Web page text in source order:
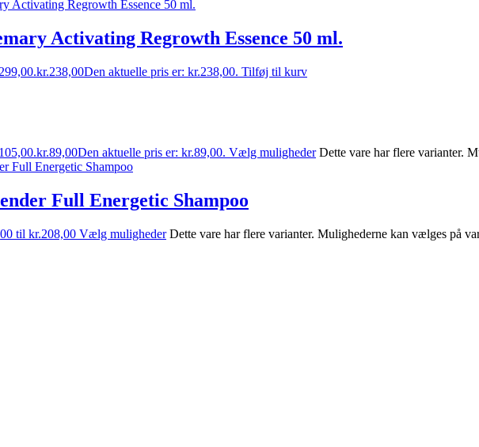
Activating Regrowth Essence 50 ml.
kr.238,00Den aktuelle pris er: kr.238,00. Tilføj til kurv
kr.89,00Den aktuelle pris er: kr.89,00. Vælg muligheder Dette vare har flere varianter.
Full Energetic Shampoo
til kr.208,00 Vælg muligheder Dette vare har flere varianter. Mulighederne kan vælges på